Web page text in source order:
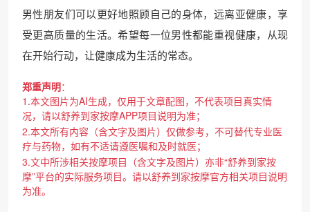
男性朋友们可以更好地照顾自己的身体，远离亚健康，享
受更高质量的生活。希望每一位男性都能重视健康，从现
在开始行动，让健康成为生活的常态。
郑重声明：
1.本文图片为AI生成，仅用于文章配图，不代表项目真实情
况，请以舒养到家按摩APP项目说明为准；
2.本文所有内容（含文字及图片）仅做参考，不可替代专业医
疗与药物，如有不适请遵医嘱和及时就医；
3.文中所涉相关按摩项目（含文字及图片）亦非“舒养到家按
摩”平台的实际服务项目。请以舒养到家按摩官方相关项目说明
为准。